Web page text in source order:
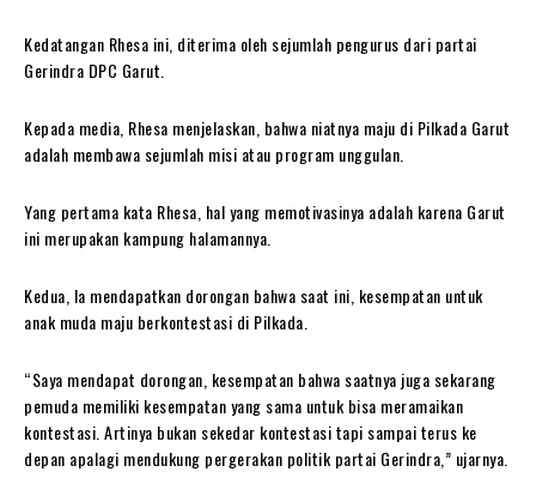
Kedatangan Rhesa ini, diterima oleh sejumlah pengurus dari partai
Gerindra DPC Garut.
Kepada media, Rhesa menjelaskan, bahwa niatnya maju di Pilkada Garut
adalah membawa sejumlah misi atau program unggulan.
Yang pertama kata Rhesa, hal yang memotivasinya adalah karena Garut
ini merupakan kampung halamannya.
Kedua, Ia mendapatkan dorongan bahwa saat ini, kesempatan untuk
anak muda maju berkontestasi di Pilkada.
“Saya mendapat dorongan, kesempatan bahwa saatnya juga sekarang
pemuda memiliki kesempatan yang sama untuk bisa meramaikan
kontestasi. Artinya bukan sekedar kontestasi tapi sampai terus ke
depan apalagi mendukung pergerakan politik partai Gerindra,” ujarnya.